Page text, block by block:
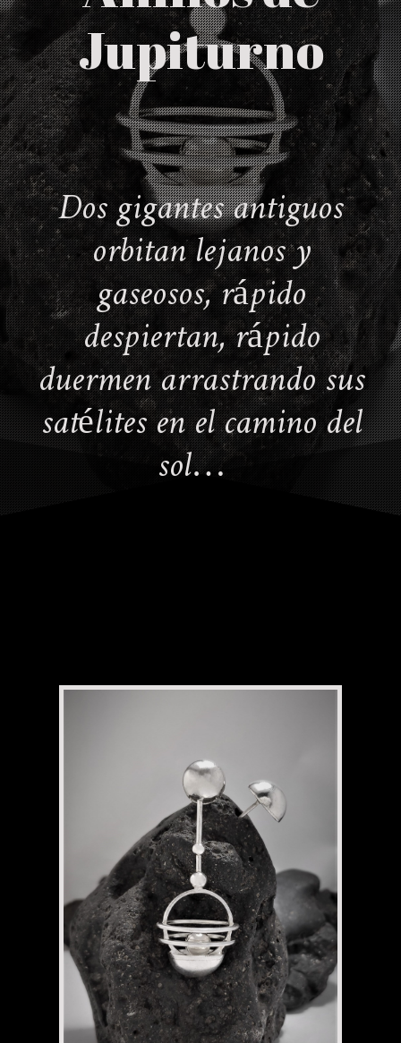
Jupiturno
Dos gigantes antiguos
orbitan lejanos y
gaseosos, rápido
despiertan, rápido
duermen arrastrando sus
satélites en el camino del
sol…